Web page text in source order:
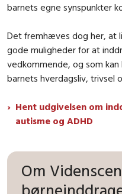
barnets egne synspunkter
Det fremhæves dog her, at
gode muligheder for at
vedkommende, og som
barnets hverdagsliv, trivsel
Hent udgivelsen om
autisme og ADHD
Om